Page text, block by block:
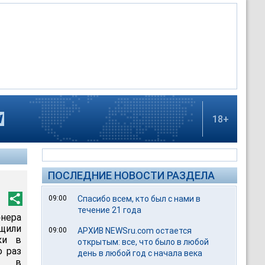
18+
в
раз
в
ПОСЛЕДНИЕ НОВОСТИ РАЗДЕЛА
09:00
Спасибо всем, кто был с нами в
течение 21 года
09:00
АРХИВ NEWSru.com остается
открытым: все, что было в любой
день в любой год с начала века